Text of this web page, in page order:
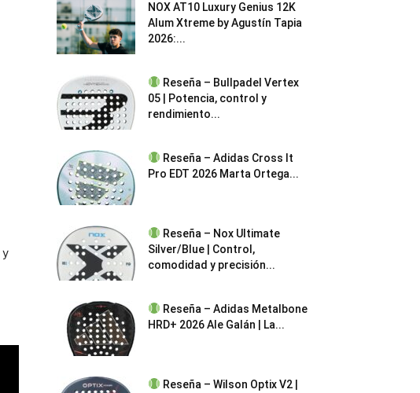
y
NOX AT10 Luxury Genius 12K
Alum Xtreme by Agustín Tapia
2026:...
Reseña – Bullpadel Vertex
05 | Potencia, control y
rendimiento...
Reseña – Adidas Cross It
Pro EDT 2026 Marta Ortega...
Reseña – Nox Ultimate
Silver/Blue | Control,
comodidad y precisión...
Reseña – Adidas Metalbone
HRD+ 2026 Ale Galán | La...
Reseña – Wilson Optix V2 |